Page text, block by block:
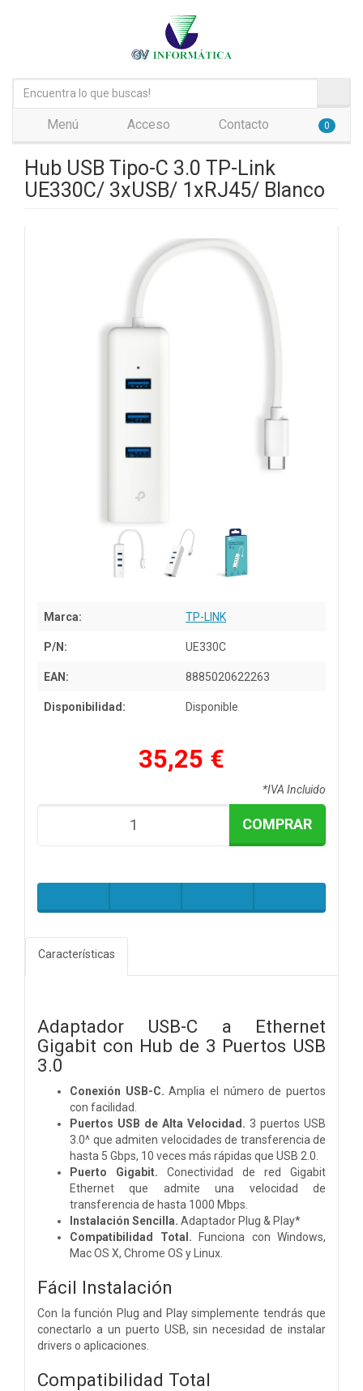
Menú Acceso Contacto 0
Hub USB Tipo-C 3.0 TP-Link
UE330C/ 3xUSB/ 1xRJ45/ Blanco
Marca: TP-LINK
P/N: UE330C
EAN: 8885020622263
Disponibilidad: Disponible
35,25 €
*IVA Incluido
COMPRAR
Características
Adaptador USB-C a Ethernet
Gigabit con Hub de 3 Puertos USB
3.0
Conexión USB-C. Amplia el número de puertos
con facilidad.
Puertos USB de Alta Velocidad. 3 puertos USB
3.0^ que admiten velocidades de transferencia de
hasta 5 Gbps, 10 veces más rápidas que USB 2.0.
Puerto Gigabit. Conectividad de red Gigabit
Ethernet que admite una velocidad de
transferencia de hasta 1000 Mbps.
Instalación Sencilla. Adaptador Plug & Play*
Compatibilidad Total. Funciona con Windows,
Mac OS X, Chrome OS y Linux.
Fácil Instalación
Con la función Plug and Play simplemente tendrás que
conectarlo a un puerto USB, sin necesidad de instalar
drivers o aplicaciones.
Compatibilidad Total